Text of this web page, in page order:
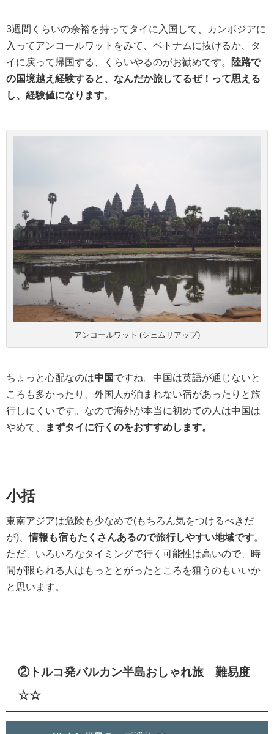
3週間くらいの余裕を持ってタイに入国して、カンボジアに
入ってアンコールワットをみて、ベトナムに抜けるか、タ
イに戻って帰国する、くらいやるのがお勧めです。
陸路で
の国境越え経験すると、なんだか旅してるぜ！って思える
し、経験値になります
アンコールワット (シェムリアップ)
ちょっと心配なのは中国ですね。中国は英語が通じないと
ころも多かったり、外国人が泊まれない宿があったりと旅
行しにくいです。なので海外が本当に初めての人は中国は
やめて、
まずタイに行くのをおすすめします。
小括
東南アジアは危険も少なめで(もちろん気をつけるべきだ
が)、情報も宿もたくさんあるので旅行しやすい地域です。
ただ、いろいろなタイミングで行く可能性は高いので、時
間が限られる人はもっととがったところを狙うのもいいか
と思います。
②トルコ発バルカン半島おしゃれ旅 難易度
☆☆